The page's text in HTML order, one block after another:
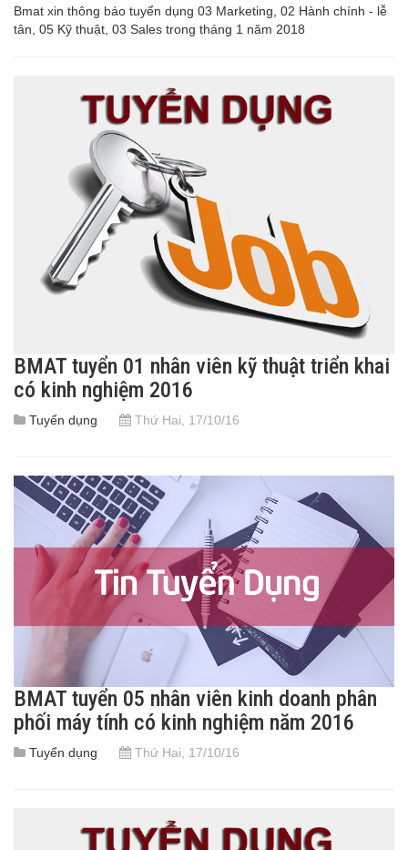
Bmat xin thông báo tuyển dụng 03 Marketing, 02 Hành chính - lễ
tân, 05 Kỹ thuật, 03 Sales trong tháng 1 năm 2018
BMAT tuyển 01 nhân viên kỹ thuật triển khai
có kinh nghiệm 2016
Tuyển dụng Thứ Hai, 17/10/16
BMAT tuyển 05 nhân viên kinh doanh phân
phối máy tính có kinh nghiệm năm 2016
Tuyển dụng Thứ Hai, 17/10/16